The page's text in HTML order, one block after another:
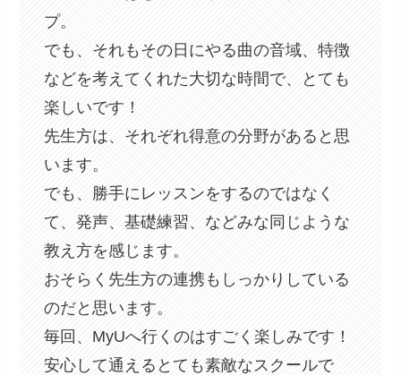
プ。
でも、それもその日にやる曲の音域、特徴
などを考えてくれた大切な時間で、とても
楽しいです！
先生方は、それぞれ得意の分野があると思
います。
でも、勝手にレッスンをするのではなく
て、発声、基礎練習、などみな同じような
教え方を感じます。
おそらく先生方の連携もしっかりしている
のだと思います。
毎回、MyUへ行くのはすごく楽しみです！
安心して通えるとても素敵なスクールで